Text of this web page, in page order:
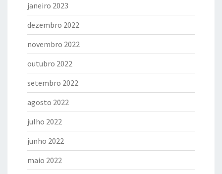
janeiro 2023
dezembro 2022
novembro 2022
outubro 2022
setembro 2022
agosto 2022
julho 2022
junho 2022
maio 2022